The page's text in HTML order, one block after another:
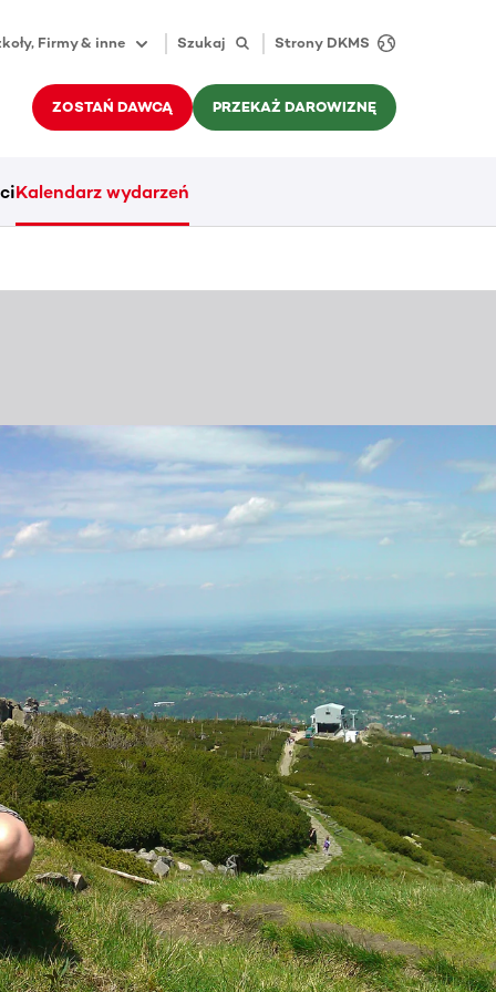
Firmy & inne Szukaj Strony DKMS
ZOSTAŃ DAWCĄ PRZEKAŻ DAROWIZNĘ
Kalendarz wydarzeń